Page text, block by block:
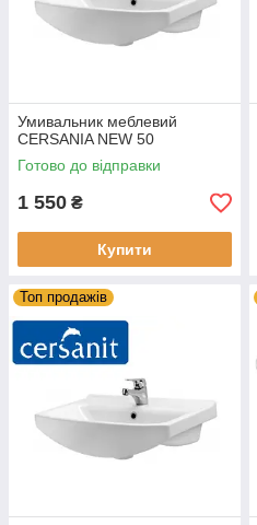
Умивальник меблевий
CERSANIA NEW 50
Готово до відправки
1 550 ₴
Купити
Топ продажів